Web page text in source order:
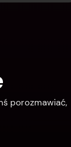
porozmawiać,